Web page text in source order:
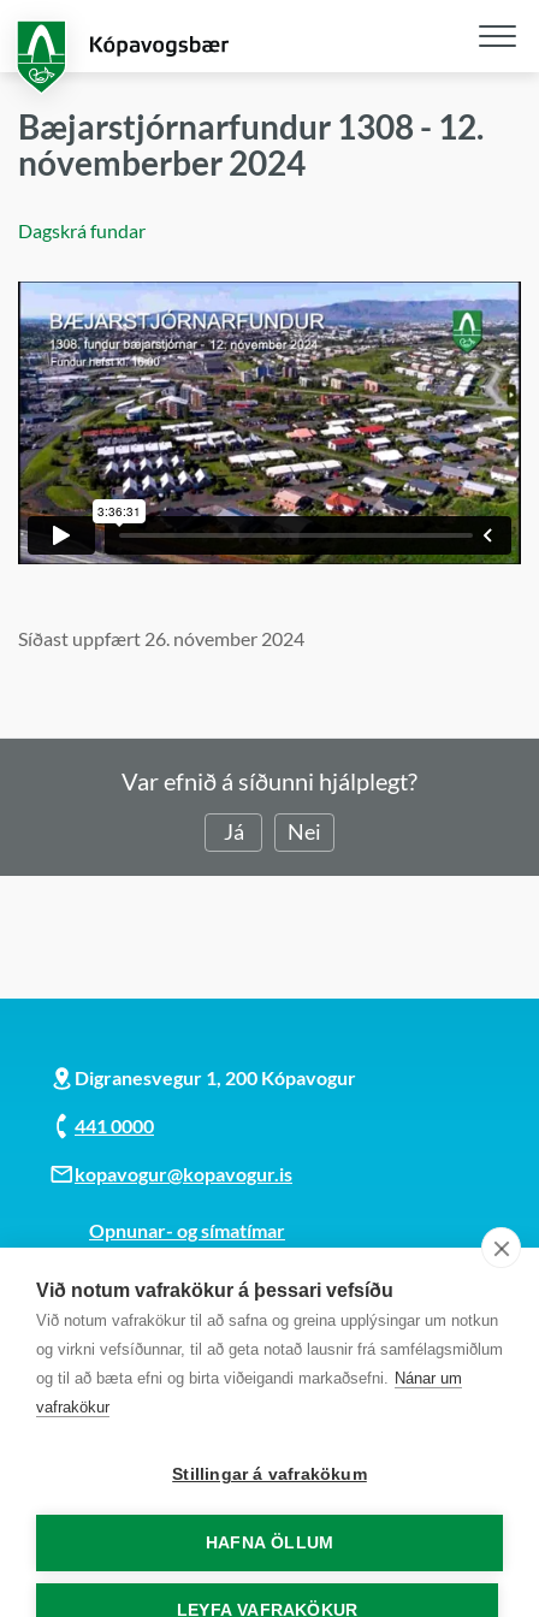
Við notum vafrakökur á þessari vefsíðu
Við notum vafrakökur til að safna og greina upplýsingar um notkun
og virkni vefsíðunnar, til að geta notað lausnir frá samfélagsmiðlum
og til að bæta efni og birta viðeigandi markaðsefni. Nánar um
vafrakökur
Stillingar á vafrakökum
HAFNA ÖLLUM
LEYFA VAFRAKÖKUR
aðalefni
Bæjarstjórnarfundur 1308 - 12.
nóvemberber 2024
Dagskrá fundar
Síðast uppfært 26. nóvember 2024
Var efnið á síðunni hjálplegt?
Já Nei
Opna
loka
Digranesvegur 1, 200 Kópavogur
441 0000
kopavogur@kopavogur.is
Opnunar- og símatímar
Kt. 700169-3759
Fundarmannagátt